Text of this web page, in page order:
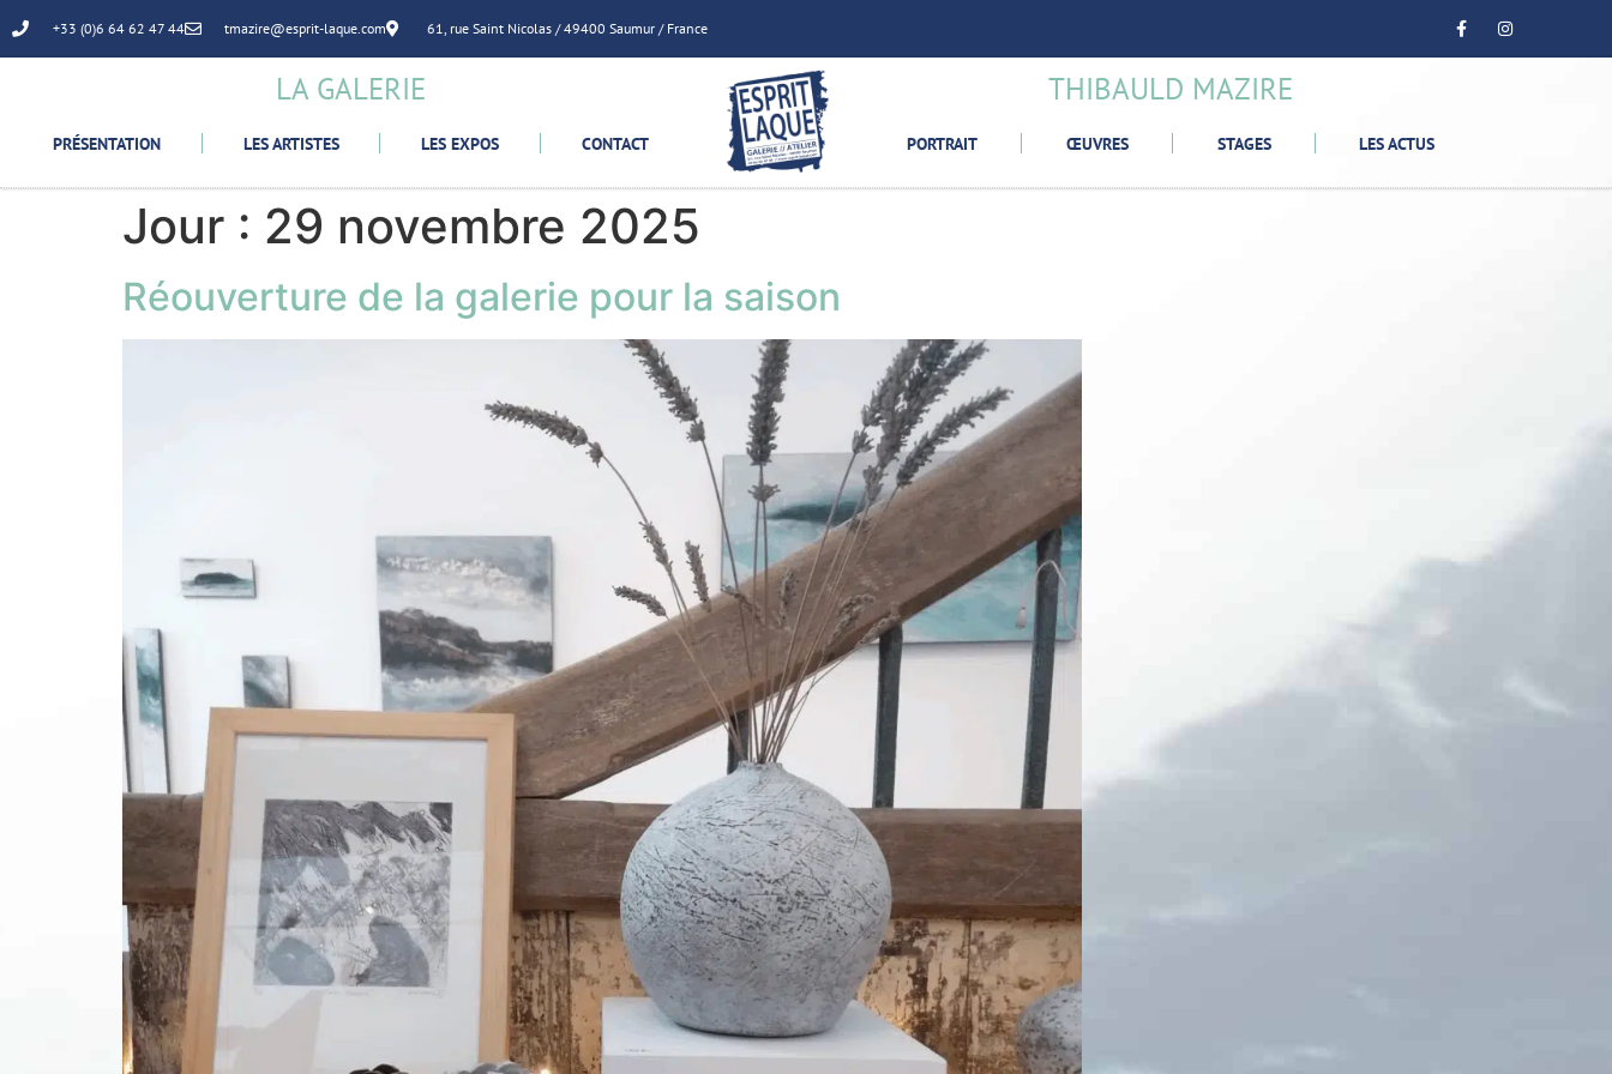
+33 (0)6 64 62 47 44 tmazire@esprit-laque.com 61, rue Saint Nicolas / 49400 Saumur / France
LA GALERIE
PRÉSENTATION LES ARTISTES LES EXPOS CONTACT
THIBAULD MAZIRE
PORTRAIT ŒUVRES STAGES LES ACTUS
Jour : 29 novembre 2025
Réouverture de la galerie pour la saison